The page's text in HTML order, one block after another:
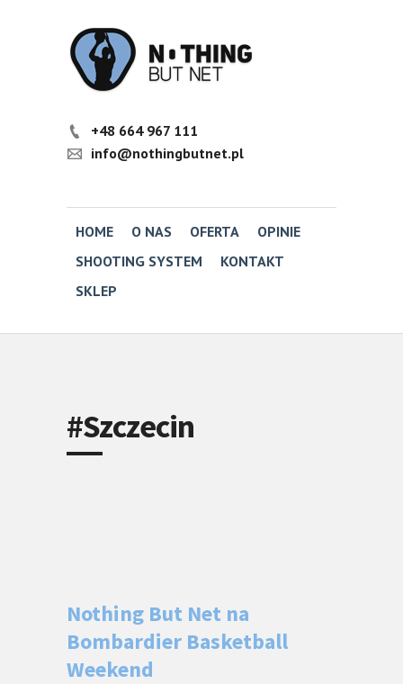
+48 664 967 111
info@nothingbutnet.pl
HOME O NAS OFERTA
OPINIE
SHOOTING SYSTEM
KONTAKT
SKLEP
#Szczecin
Nothing But Net na
Bombardier Basketball
Weekend